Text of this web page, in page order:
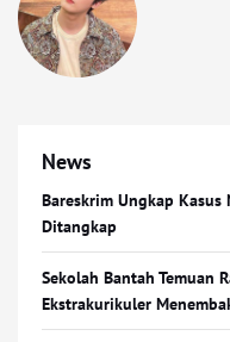
News
Bareskrim Ungkap
Ditangkap
Sekolah Bantah Temuan
Ekstrakurikuler